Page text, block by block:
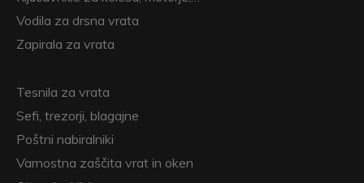
Vodila za drsna vrata
Zapirala za vrata
Tesnila za vrata
Sefi, trezorji, blagajne
Poštni nabiralniki
Varnostna zaščita vrat in oken